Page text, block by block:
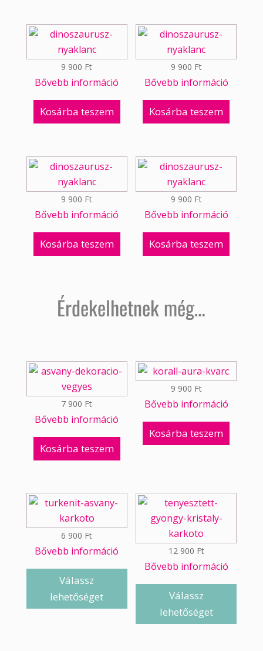
9 900 Ft
Bővebb információ
Kosárba teszem
9 900 Ft
Bővebb információ
Kosárba teszem
9 900 Ft
Bővebb információ
Kosárba teszem
9 900 Ft
Bővebb információ
Kosárba teszem
Érdekelhetnek még…
7 900 Ft
Bővebb információ
Kosárba teszem
9 900 Ft
Bővebb információ
Kosárba teszem
6 900 Ft
Bővebb információ
Válassz
lehetőséget
12 900 Ft
Bővebb információ
Válassz
lehetőséget